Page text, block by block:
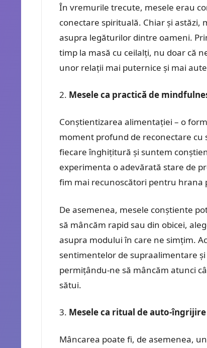
În vremurile trecute, mesele erau
conectare spirituală. Chiar și
asupra legăturilor dintre oameni.
timp la masă cu ceilalți, nu doar că
unor relații mai puternice și mai
Mesele ca practică de
Conștientizarea alimentației – o
moment profund de reconectare cu
fiecare înghițitură și suntem
experimenta o adevărată stare de
fim mai recunoscători pentru hrana
De asemenea, mesele conștiente
să mâncăm rapid sau din obicei,
asupra modului în care ne simțim.
sentimentelor de supraalimentare
permițându-ne să mâncăm atunci
sătui.
Mesele ca ritual de auto-îngrijire
Mâncarea poate fi, de asemenea,